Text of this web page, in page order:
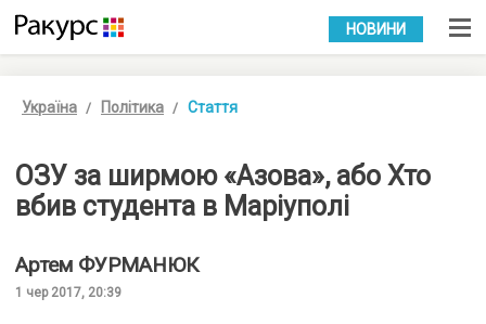
УКР РУС
НОВИНИ
Україна Політика Стаття
ОЗУ за ширмою «Азова», або Хто
вбив студента в Маріуполі
Артем ФУРМАНЮК
1 чер 2017, 20:39